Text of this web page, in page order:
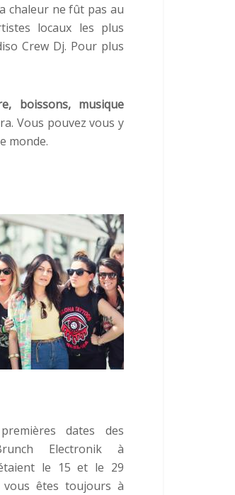
chaleur ne fût pas au
locaux les plus
Crew Dj. Pour plus
boissons,musique
Vous pouvez vous y
monde.
dates des
Electronik à
le 15 et le 29
vous êtes toujours à